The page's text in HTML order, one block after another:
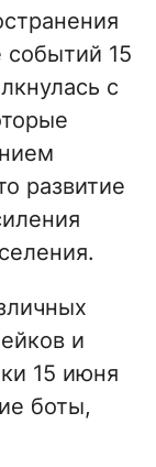
15
с
развитие
и
15 июня
боты,